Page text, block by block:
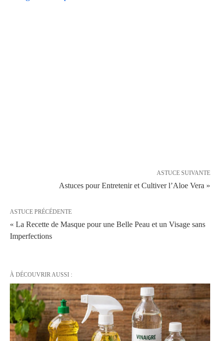
ASTUCE SUIVANTE
Astuces pour Entretenir et Cultiver l’Aloe Vera »
ASTUCE PRÉCÉDENTE
« La Recette de Masque pour une Belle Peau et un Visage sans
Imperfections
À DÉCOUVRIR AUSSI :